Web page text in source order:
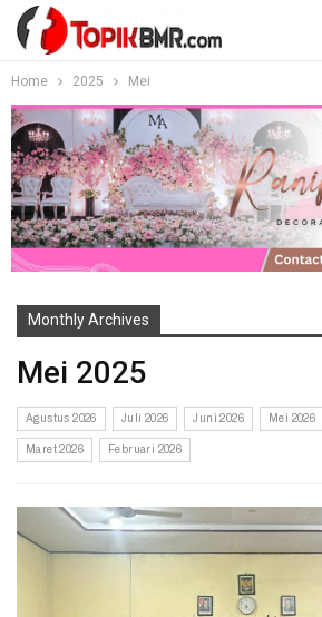
Home 2025 Mei
Monthly Archives
Mei 2025
Agustus 2026 Juli 2026 Juni 2026 Mei 2026
Maret 2026 Februari 2026